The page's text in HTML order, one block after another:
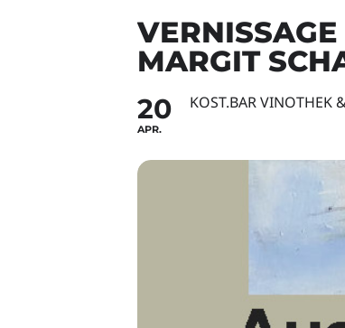
MARGIT
20
APR.
KOST.BAR VINOTHEK